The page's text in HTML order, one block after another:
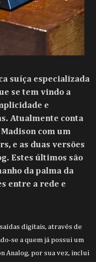
suíça especializada
se tem vindo a
e
Atualmente conta
com um
e as duas versões
Estes últimos são
da palma da
entre a rede e
digitais, através de
se a quem já possui um
Analog, por sua vez, inclui